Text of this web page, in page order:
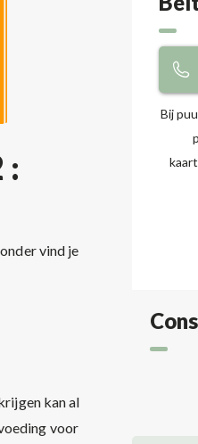
:
vind je
kan al
voor
Bij